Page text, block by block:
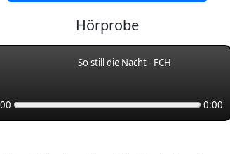
Hörprobe
So still die Nacht - FCH
0:00